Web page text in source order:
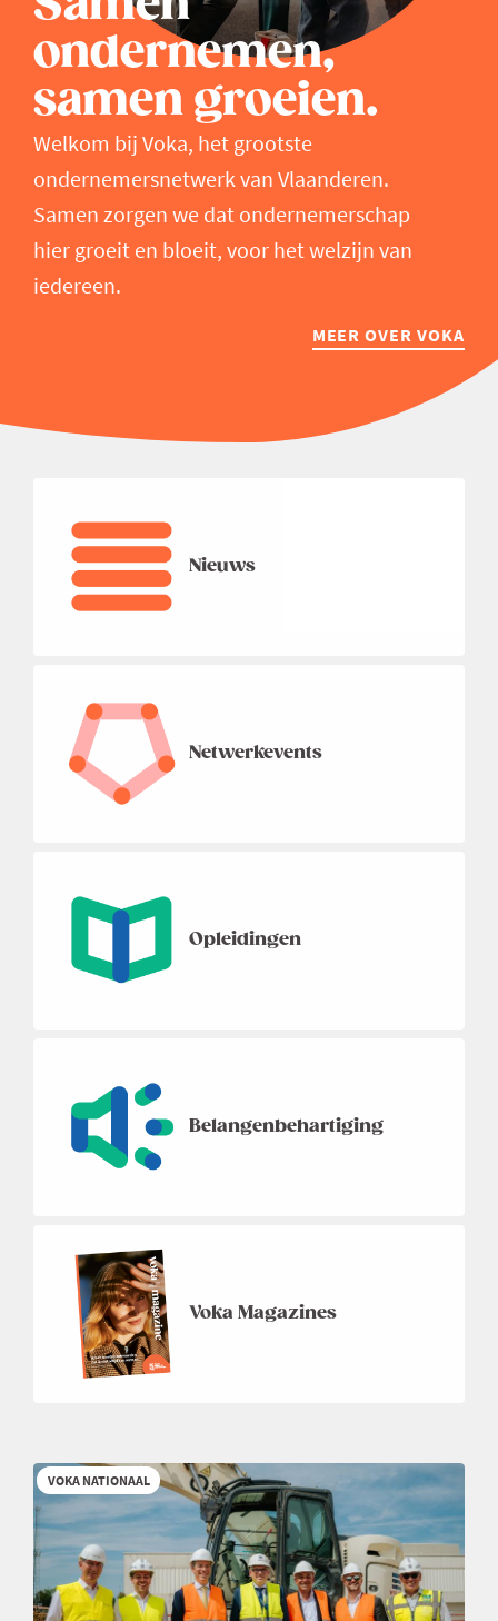
ondernemen,
samen groeien.
Welkom bij Voka, het grootste
ondernemersnetwerk van Vlaanderen.
Samen zorgen we dat ondernemerschap
hier groeit en bloeit, voor het welzijn van
iedereen.
MEER OVER VOKA
Nieuws
Netwerkevents
Opleidingen
Belangenbehartiging
Voka Magazines
VOKA NATIONAAL